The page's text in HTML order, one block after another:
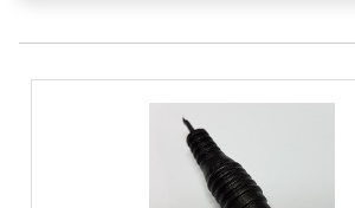
PRINCIPAIS SOLUÇÕES DE
GERENCIAMENTO DE ENERGIA
MERCADO LIVRE DE ENERGIA